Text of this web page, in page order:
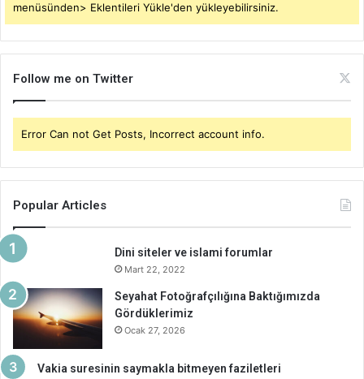
menüsünden> Eklentileri Yükle'den yükleyebilirsiniz.
Follow me on Twitter
Error Can not Get Posts, Incorrect account info.
Popular Articles
Dini siteler ve islami forumlar
Mart 22, 2022
Seyahat Fotoğrafçılığına Baktığımızda
Gördüklerimiz
Ocak 27, 2026
Vakia suresinin saymakla bitmeyen faziletleri